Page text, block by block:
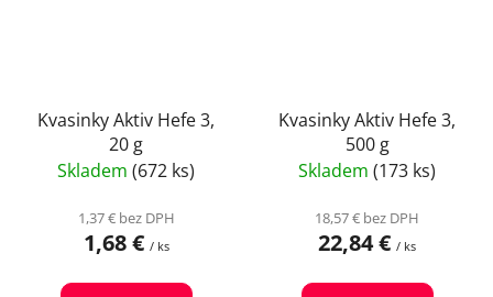
Kvasinky Aktiv Hefe 3,
20 g
Skladem (672 ks)
1,37 € bez DPH
1,68 € / ks
Kvasinky Aktiv Hefe 3,
500 g
Skladem (173 ks)
18,57 € bez DPH
22,84 € / ks